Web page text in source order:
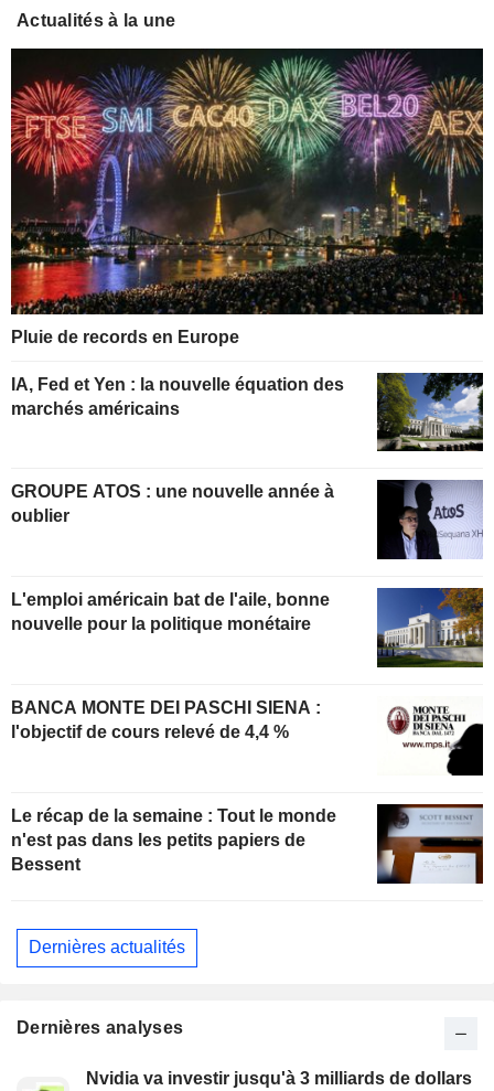
Actualités à la une
Pluie de records en Europe
IA, Fed et Yen : la nouvelle équation des
marchés américains
GROUPE ATOS : une nouvelle année à
oublier
L'emploi américain bat de l'aile, bonne
nouvelle pour la politique monétaire
BANCA MONTE DEI PASCHI SIENA :
l'objectif de cours relevé de 4,4 %
Le récap de la semaine : Tout le monde
n'est pas dans les petits papiers de
Bessent
Dernières actualités
Dernières analyses
Nvidia va investir jusqu'à 3 milliards de dollars